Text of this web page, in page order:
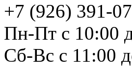
+7 (926) 391-
Пн-Пт с 10:00
Сб-Вс с 11:00